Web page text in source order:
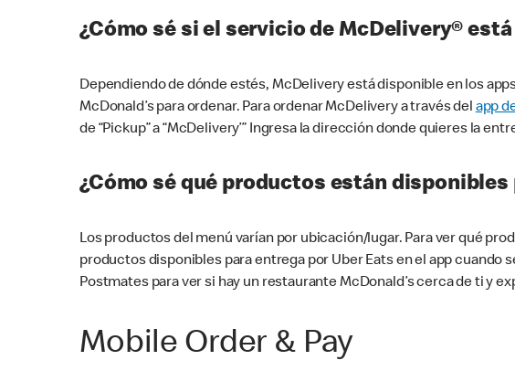
¿Cómo sé si el servicio de McDelivery®
Dependiendo de dónde estés, McDelivery está disponible en los
McDonald’s para ordenar. Para ordenar McDelivery a través del app
de “Pickup” a “McDelivery’” Ingresa la dirección donde quieres la
¿Cómo sé qué productos están disponibles
Los productos del menú varían por ubicación/lugar. Para ver qué
productos disponibles para entrega por Uber Eats en el app cuando
Postmates para ver si hay un restaurante McDonald’s cerca de ti y
Mobile Order & Pay